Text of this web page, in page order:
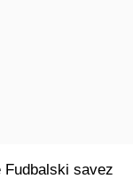
savez